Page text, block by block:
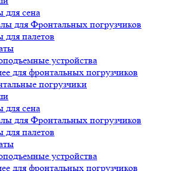
для сена
для Фронтальных погрузчиков
для палетов
устройства
для фронтальных погрузчиков
погрузчики
для сена
для Фронтальных погрузчиков
для палетов
устройства
для фронтальных погрузчиков